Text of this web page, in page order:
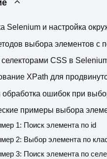
Selenium и настройка
выбора элементов с
селекторами CSS в
XPath для
обработка ошибок при
примеры выбора
1: Поиск элемента по id
2: Выбор элемента по
3: Поиск элемента по